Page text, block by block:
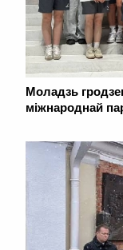
Моладзь
міжнароднай